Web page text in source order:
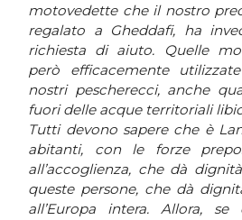
motovedette che il nostro
regalato a Gheddafi, ha
richiesta di aiuto. Quelle
però efficacemente
nostri pescherecci, anche
fuori delle acque territoriali
Tutti devono sapere che è
abitanti, con le forze
all’accoglienza, che dà
queste persone, che dà
all’Europa intera. Allora,